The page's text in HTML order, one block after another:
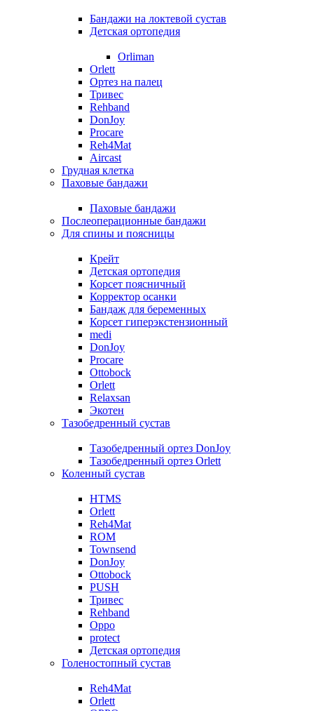
Бандажи на локтевой сустав
Детская ортопедия
Orliman
Orlett
Ортез на палец
Тривес
Rehband
DonJoy
Procare
Reh4Mat
Aircast
Грудная клетка
Паховые бандажи
Паховые бандажи
Послеоперационные бандажи
Для спины и поясницы
Крейт
Детская ортопедия
Корсет поясничный
Корректор осанки
Бандаж для беременных
Корсет гиперэкстензионный
medi
DonJoy
Procare
Ottobock
Orlett
Relaxsan
Экотен
Тазобедренный сустав
Тазобедренный ортез DonJoy
Тазобедренный ортез Orlett
Коленный сустав
HTMS
Orlett
Reh4Mat
ROM
Townsend
DonJoy
Ottobock
PUSH
Тривес
Rehband
Oppo
protect
Детская ортопедия
Голеностопный сустав
Reh4Mat
Orlett